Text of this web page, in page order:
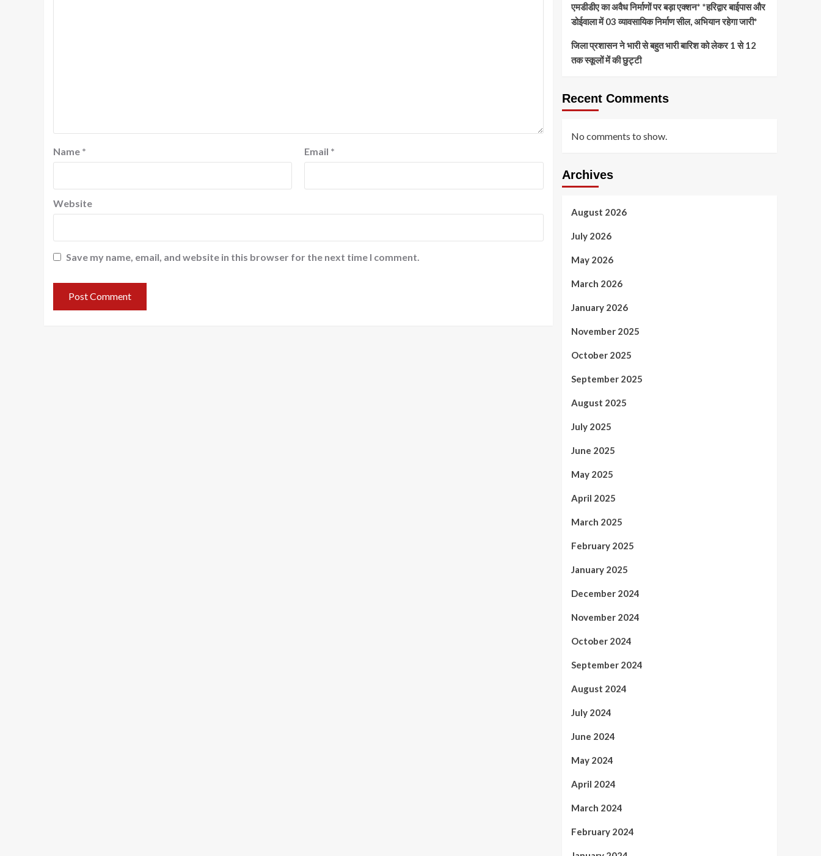
Name * Email *
Website
Save my name, email, and website in this browser for the next time I comment.
एमडीडीए का अवैध निर्माणों पर बड़ा एक्शन* *हरिद्वार बाईपास और
डोईवाला में 03 व्यावसायिक निर्माण सील, अभियान रहेगा जारी*
जिला प्रशासन ने भारी से बहुत भारी बारिश को लेकर 1 से 12
तक स्कूलों में की छुट्टी
Recent Comments
No comments to show.
Archives
August 2026
July 2026
May 2026
March 2026
January 2026
November 2025
October 2025
September 2025
August 2025
July 2025
June 2025
May 2025
April 2025
March 2025
February 2025
January 2025
December 2024
November 2024
October 2024
September 2024
August 2024
July 2024
June 2024
May 2024
April 2024
March 2024
February 2024